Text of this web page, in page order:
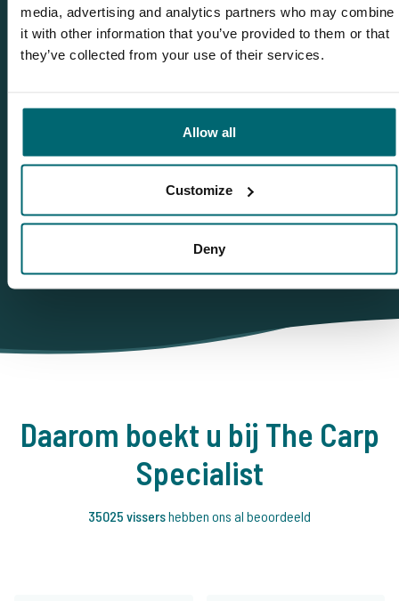
media, advertising and analytics partners who may combine
it with other information that you’ve provided to them or that
they’ve collected from your use of their services.
Allow all
Customize
Deny
onze betaalwateren en karperuitzettingen!
The Carpy Cast - 23-02-2022 - 2 SPIEGELKARPERS VAN 30 &
33kg, 2x 29kg en 9 karpers boven de 20kg in 1 sessie!
uitzetting
The Carpy Cast - 09-03-2022 - Versoepeling Franse Corona-
regels en mooie winterse karpervangsten!
The Carpy Cast - 16-03-2022 - LIVE vanaf Etang des Gaulois
- GROTE KARPERS :-)
Daarom boekt u bij The Carp
Specialist
35025 vissershebben ons al beoordeeld